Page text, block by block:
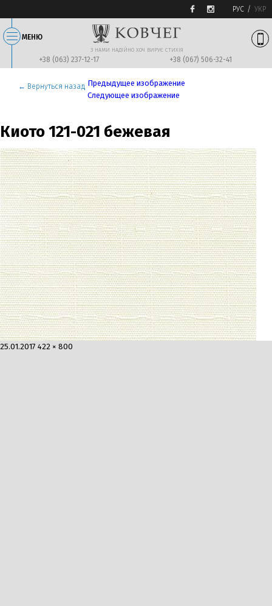
РУС УКР
МЕНЮ
З НАМИ НАДIЙНО ХОЧ ВИРУЄ СТИХIЯ
+38 (063) 237-12-17 +38 (067) 506-32-41
← Вернуться назад Предыдущее изображение
Следующее изображение
Киото 121-021 бежевая
Опубликовано
25.01.2017 Полный
422 × 800